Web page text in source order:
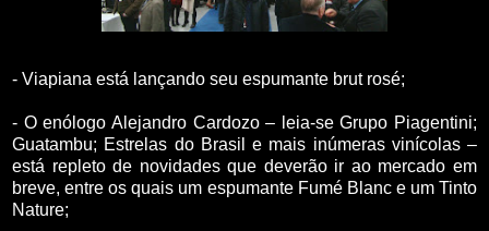
- Viapiana está lançando seu espumante brut rosé;
- O enólogo Alejandro Cardozo – leia-se Grupo Piagentini;
Guatambu; Estrelas do Brasil e mais inúmeras vinícolas –
está repleto de novidades que deverão ir ao mercado em
breve, entre os quais um espumante Fumé Blanc e um Tinto
Nature;